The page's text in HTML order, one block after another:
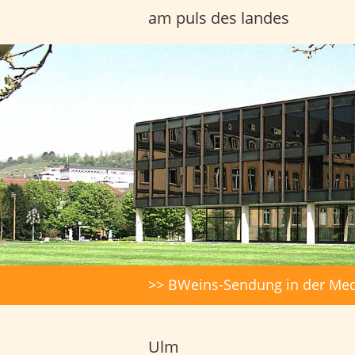
am puls des landes
Headerbilder
>> BWeins-Sendung in der
Ulm